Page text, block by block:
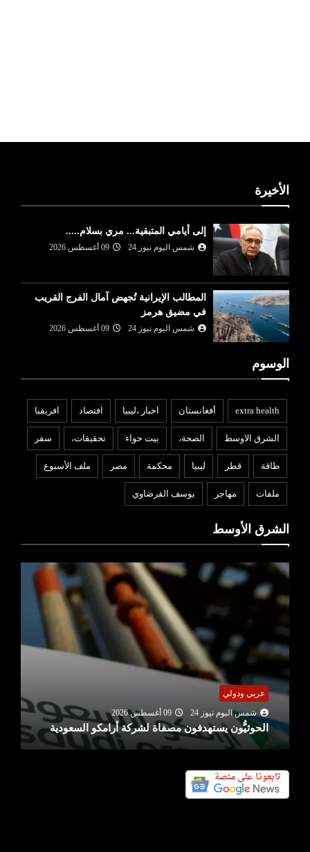
الأخيرة
إلى أيامي المتبقية... مري بسلام.....
شمس اليوم نيوز 24 09 أغسطس 2026
المطالب الإيرانية تُجهض آمال الفرج القريب
في مضيق هرمز
شمس اليوم نيوز 24 09 أغسطس 2026
الوسوم
extra health أفغانستان اخبار ،ليبيا افتصاد افريقيا
الشرق الاوسط الصحة، بيت حواء تحقيقات، سفر
طاقة قطر ليبيا محكمة مصر ملف الأسبوع
ملفات مهاجر يوسف القرضاوي
الشرق الأوسط
عربي ودولي
شمس اليوم نيوز 24
09 أغسطس 2026
الحوثيُّون يستهدفون مصفاة لشركة أرامكو السعودية